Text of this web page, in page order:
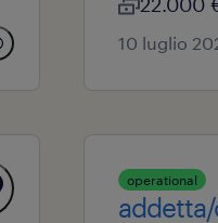
10 luglio
operational